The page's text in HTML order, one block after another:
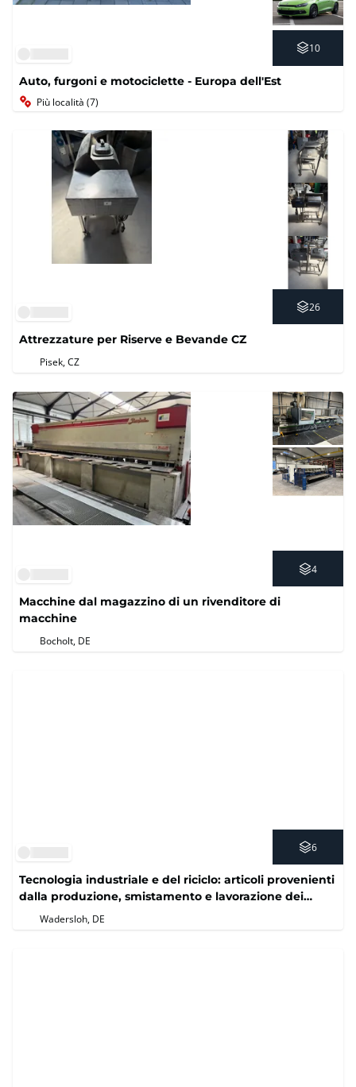
10
Auto, furgoni e motociclette - Europa dell'Est
Più località (7)
26
Attrezzature per Riserve e Bevande CZ
Pisek, CZ
4
Macchine dal magazzino di un rivenditore di
macchine
Bocholt, DE
6
Tecnologia industriale e del riciclo: articoli provenienti
dalla produzione, smistamento e lavorazione dei
materiali
Wadersloh, DE